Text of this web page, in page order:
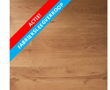
ACTIE!
FABRIEKSLEEGVERKOOP